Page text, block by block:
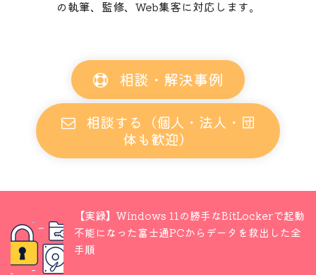
の執筆、監修、Web集客に対応します。
相談・解決事例
相談する（個人・法人・団
体も歓迎）
【実録】Windows 11の勝手なBitLockerで起動
不能になった富士通PCからデータを救出した全
手順